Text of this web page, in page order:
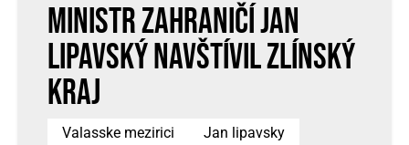
Ministr zahraničí Jan
Lipavský navštívil Zlínský
kraj
Valasske mezirici Jan lipavsky